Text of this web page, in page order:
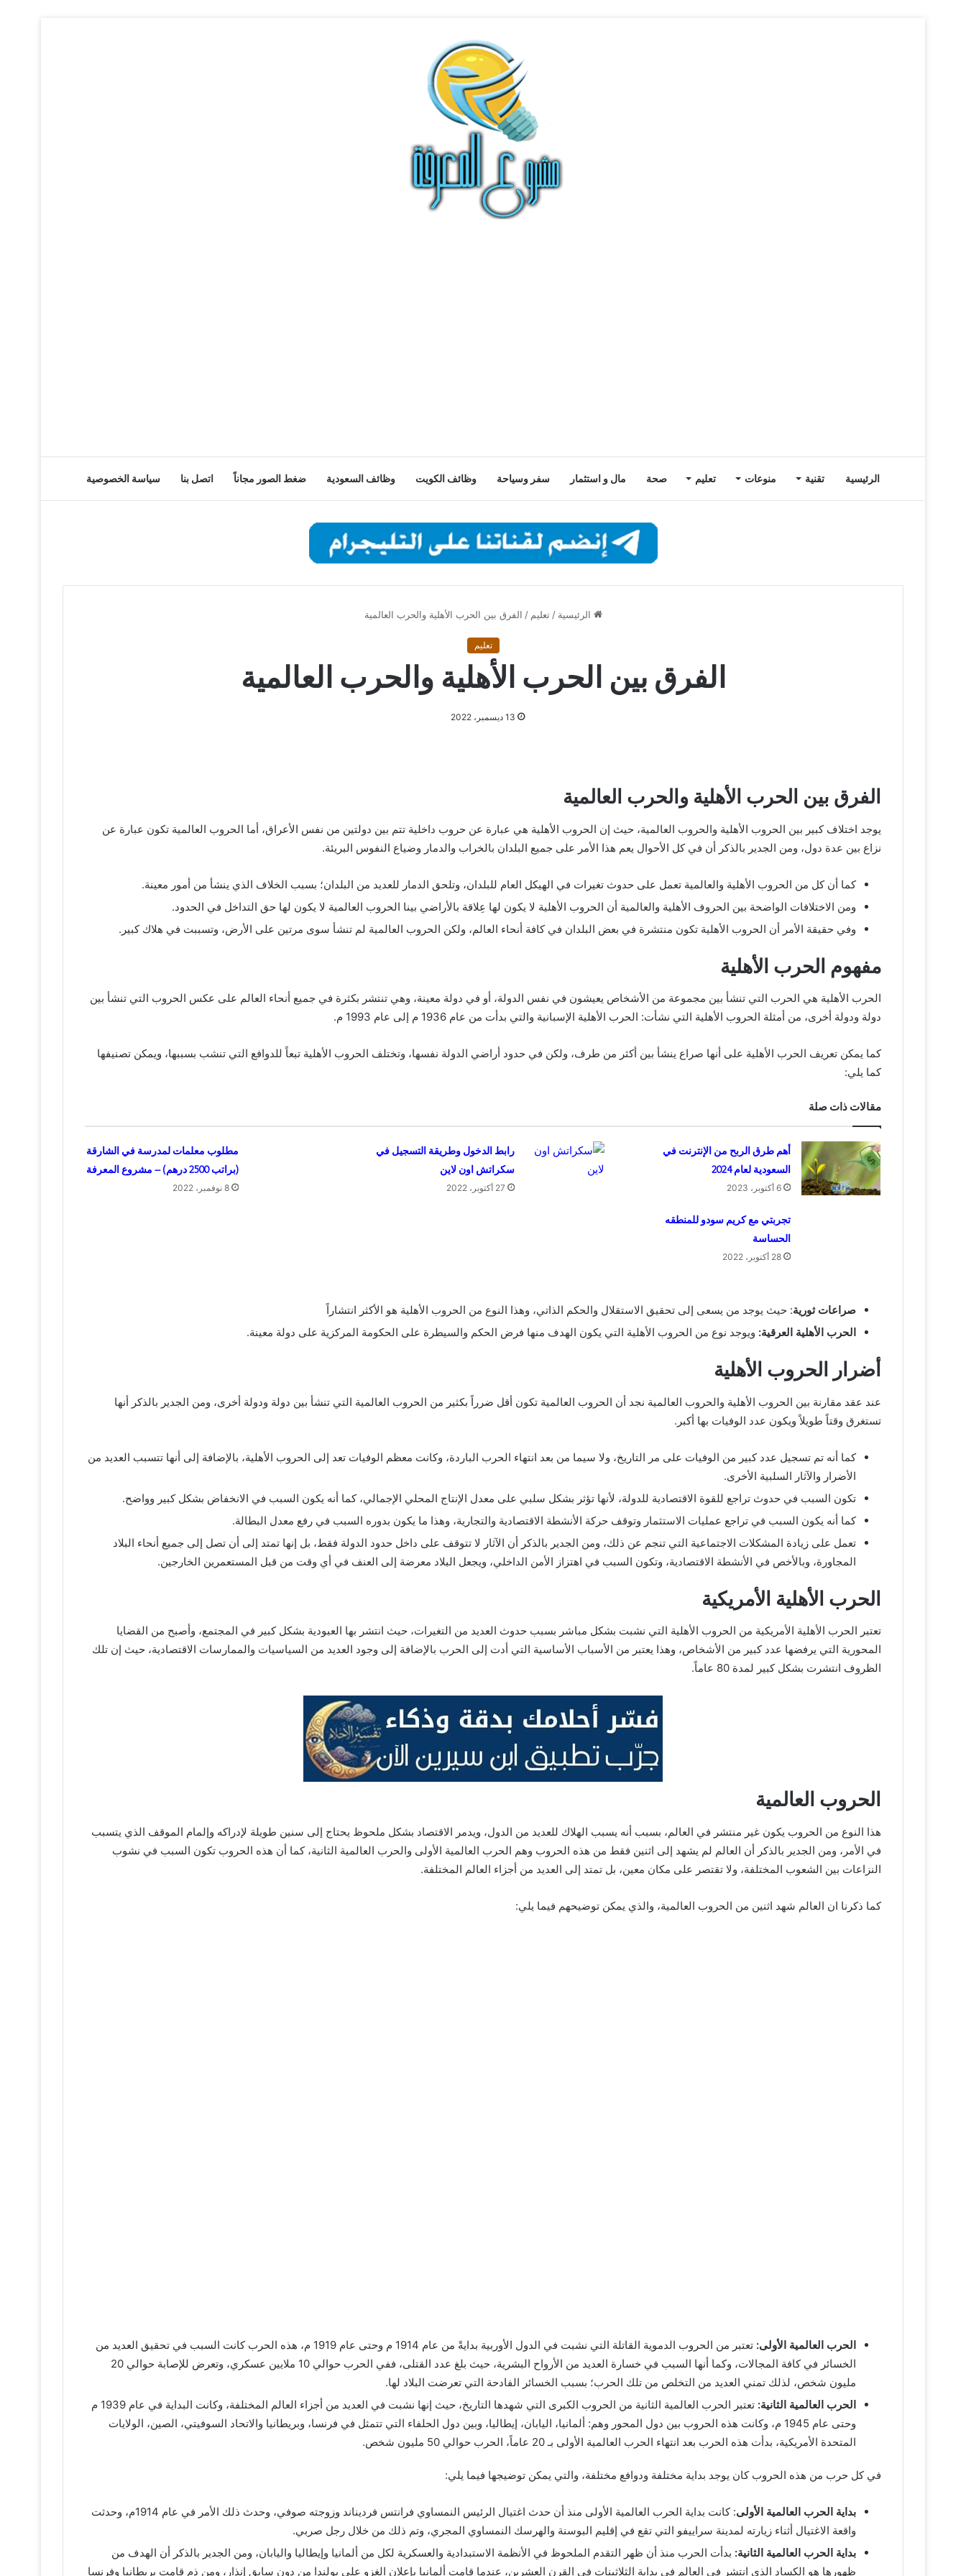
الرئيسية تقنية منوعات تعليم صحة مال و استثمار سفر وسياحة وظائف الكويت وظائف السعودية ضغط الصور مجاناً اتصل بنا سياسة الخصوصية
الرئيسية / تعليم / الفرق بين الحرب الأهلية والحرب العالمية
تعليم
الفرق بين الحرب الأهلية والحرب العالمية
13 ديسمبر، 2022
الفرق بين الحرب الأهلية والحرب العالمية
يوجد اختلاف كبير بين الحروب الأهلية والحروب العالمية، حيث إن الحروب الأهلية هي عبارة عن حروب داخلية تتم بين دولتين من نفس الأعراق، أما الحروب العالمية تكون عبارة عن
نزاع بين عدة دول، ومن الجدير بالذكر أن في كل الأحوال يعم هذا الأمر على جميع البلدان بالخراب والدمار وضياع النفوس البريئة.
كما أن كل من الحروب الأهلية والعالمية تعمل على حدوث تغيرات في الهيكل العام للبلدان، وتلحق الدمار للعديد من البلدان؛ بسبب الخلاف الذي ينشأ من أمور معينة.
ومن الاختلافات الواضحة بين الحروف الأهلية والعالمية أن الحروب الأهلية لا يكون لها عِلاقة بالأراضي بينا الحروب العالمية لا يكون لها حق التداخل في الحدود.
وفي حقيقة الأمر أن الحروب الأهلية تكون منتشرة في بعض البلدان في كافة أنحاء العالم، ولكن الحروب العالمية لم تنشأ سوى مرتين على الأرض، وتسببت في هلاك كبير.
مفهوم الحرب الأهلية
الحرب الأهلية هي الحرب التي تنشأ بين مجموعة من الأشخاص يعيشون في نفس الدولة، أو في دولة معينة، وهي تنتشر بكثرة في جميع أنحاء العالم على عكس الحروب التي تنشأ بين
دولة ودولة أخرى، من أمثلة الحروب الأهلية التي نشأت: الحرب الأهلية الإسبانية والتي بدأت من عام 1936 م إلى عام 1993 م.
كما يمكن تعريف الحرب الأهلية على أنها صراع ينشأ بين أكثر من طرف، ولكن في حدود أراضي الدولة نفسها، وتختلف الحروب الأهلية تبعاً للدوافع التي تنشب بسببها، ويمكن تصنيفها
كما يلي:
مقالات ذات صلة
أهم طرق الربح من الإنترنت في
السعودية لعام 2024
6 أكتوبر، 2023
رابط الدخول وطريقة التسجيل في
سكراتش اون لاين
27 أكتوبر، 2022
مطلوب معلمات لمدرسة في الشارقة
(براتب 2500 درهم) – مشروع المعرفة
8 نوفمبر، 2022
تجربتي مع كريم سودو للمنطقه
الحساسة
28 أكتوبر، 2022
صراعات ثورية: حيث يوجد من يسعى إلى تحقيق الاستقلال والحكم الذاتي، وهذا النوع من الحروب الأهلية هو الأكثر انتشاراً
الحرب الأهلية العرقية: ويوجد نوع من الحروب الأهلية التي يكون الهدف منها فرض الحكم والسيطرة على الحكومة المركزية على دولة معينة.
أضرار الحروب الأهلية
عند عقد مقارنة بين الحروب الأهلية والحروب العالمية نجد أن الحروب العالمية تكون أقل ضرراً بكثير من الحروب العالمية التي تنشأ بين دولة ودولة أخرى، ومن الجدير بالذكر أنها
تستغرق وقتاً طويلاً ويكون عدد الوفيات بها أكبر.
كما أنه تم تسجيل عدد كبير من الوفيات على مر التاريخ، ولا سيما من بعد انتهاء الحرب الباردة، وكانت معظم الوفيات تعد إلى الحروب الأهلية، بالإضافة إلى أنها تتسبب العديد من
الأضرار والآثار السلبية الأخرى.
تكون السبب في حدوث تراجع للقوة الاقتصادية للدولة، لأنها تؤثر بشكل سلبي على معدل الإنتاج المحلي الإجمالي، كما أنه يكون السبب في الانخفاض بشكل كبير وواضح.
كما أنه يكون السبب في تراجع عمليات الاستثمار وتوقف حركة الأنشطة الاقتصادية والتجارية، وهذا ما يكون بدوره السبب في رفع معدل البطالة.
تعمل على زيادة المشكلات الاجتماعية التي تنجم عن ذلك، ومن الجدير بالذكر أن الآثار لا تتوقف على داخل حدود الدولة فقط، بل إنها تمتد إلى أن تصل إلى جميع أنحاء البلاد
المجاورة، وبالأخص في الأنشطة الاقتصادية، وتكون السبب في اهتزاز الأمن الداخلي، ويجعل البلاد معرضة إلى العنف في أي وقت من قبل المستعمرين الخارجين.
الحرب الأهلية الأمريكية
تعتبر الحرب الأهلية الأمريكية من الحروب الأهلية التي نشبت بشكل مباشر بسبب حدوث العديد من التغيرات، حيث انتشر بها العبودية بشكل كبير في المجتمع، وأصبح من القضايا
المحورية التي يرفضها عدد كبير من الأشخاص، وهذا يعتبر من الأسباب الأساسية التي أدت إلى الحرب بالإضافة إلى وجود العديد من السياسيات والممارسات الاقتصادية، حيث إن تلك
الظروف انتشرت بشكل كبير لمدة 80 عاماً.
الحروب العالمية
هذا النوع من الحروب يكون غير منتشر في العالم، بسبب أنه يسبب الهلاك للعديد من الدول، ويدمر الاقتصاد بشكل ملحوظ يحتاج إلى سنين طويلة لإدراكه وإلمام الموقف الذي يتسبب
في الأمر، ومن الجدير بالذكر أن العالم لم يشهد إلى اثنين فقط من هذه الحروب وهم الحرب العالمية الأولى والحرب العالمية الثانية، كما أن هذه الحروب تكون السبب في نشوب
النزاعات بين الشعوب المختلفة، ولا تقتصر على مكان معين، بل تمتد إلى العديد من أجزاء العالم المختلفة.
كما ذكرنا ان العالم شهد اثنين من الحروب العالمية، والذي يمكن توضيحهم فيما يلي:
الحرب العالمية الأولى:
تعتبر من الحروب الدموية القاتلة التي نشبت في الدول الأوربية بدايةً من عام 1914 م وحتى عام 1919 م، هذه الحرب كانت السبب في تحقيق العديد من
الخسائر في كافة المجالات، وكما أنها السبب في خسارة العديد من الأرواح البشرية، حيث بلغ عدد القتلى، ففي الحرب حوالي 10 ملايين عسكري، وتعرض للإصابة حوالي 20
مليون شخص، لذلك تمني العديد من التخلص من تلك الحرب؛ بسبب الخسائر الفادحة التي تعرضت البلاد لها.
الحرب العالمية الثانية:
تعتبر الحرب العالمية الثانية من الحروب الكبرى التي شهدها التاريخ، حيث إنها نشبت في العديد من أجزاء العالم المختلفة، وكانت البداية في عام 1939 م
وحتى عام 1945 م، وكانت هذه الحروب بين دول المحور وهم: ألمانيا، اليابان، إيطاليا، وبين دول الحلفاء التي تتمثل في فرنسا، وبريطانيا والاتحاد السوفيتي، الصين، الولايات
المتحدة الأمريكية، بدأت هذه الحرب بعد انتهاء الحرب العالمية الأولى بـ 20 عاماً، الحرب حوالي 50 مليون شخص.
في كل حرب من هذه الحروب كان يوجد بداية مختلفة ودوافع مختلفة، والتي يمكن توضيجها فيما يلي:
بداية الحرب العالمية الأولى
: كانت بداية الحرب العالمية الأولى منذ أن حدث اغتيال الرئيس النمساوي فرانتس فرديناند وزوجته صوفي، وحدث ذلك الأمر في عام 1914م، وحدثت
واقعة الاغتيال أثناء زيارته لمدينة سراييفو التي تقع في إقليم البوسنة والهرسك النمساوي المجري، وتم ذلك من خلال رجل صربي.
بداية الحرب العالمية الثانية: بدأت الحرب منذ أن ظهر التقدم الملحوظ في الأنظمة الاستبدادية والعسكرية لكل من ألمانيا وإيطاليا واليابان، ومن الجدير بالذكر أن الهدف من
ظهورها هو الكساد الذي انتشر في العالم في بداية الثلاثينات في القرن العشرين، عندما قامت ألمانيا بإعلان الغزو على بولندا من دون سابق إنذار، ومن ذم قامت بريطانيا وفرنسا